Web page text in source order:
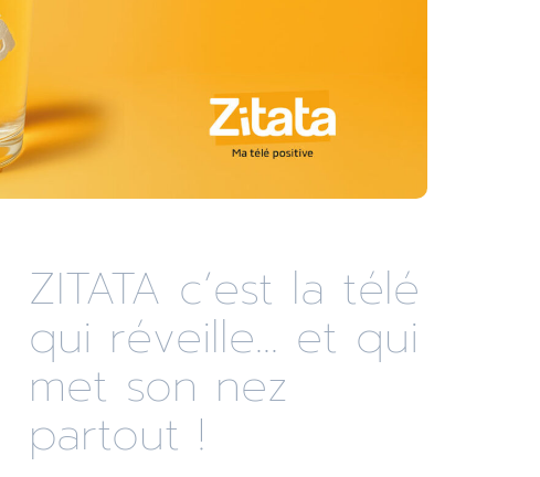
ZITATA c’est la télé
qui réveille... et qui
met son nez
partout !